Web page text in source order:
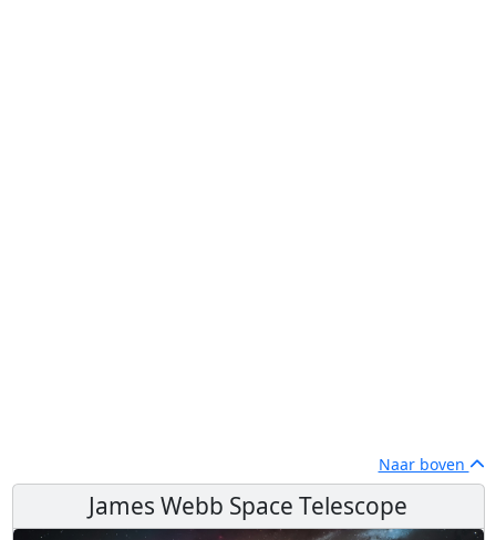
Naar boven
James Webb Space Telescope